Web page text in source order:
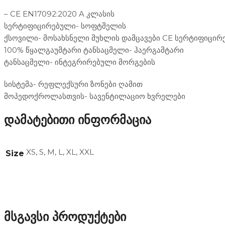
– CE EN17092:2020 A კლასის
სერტიფიცირებული- სოფტშელის
ქსოვილი- მოსახსნელი მუხლის დამცავები CE
100% წყალგაუმტარი ტანსაცმელი- ჰაერგამტარი
ტანსაცმელი- ინტეგრირებული მორგების
სისტემა- რეფლექსური ზონები ღამით
მოპედოქროლასთვის- სავენტილაციო ხვრელები
დამატებითი ინფორმაცია
Size XS, S, M, L, XL, XXL
მსგავსი პროდუქტები
ეკიპირება